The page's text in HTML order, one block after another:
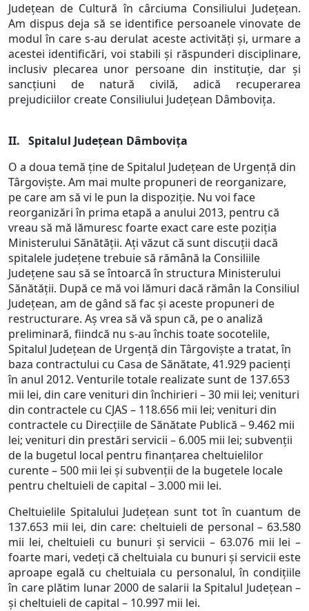
Județean de Cultură în cârciuma Consiliului Județean.
Am dispus deja să se identifice persoanele vinovate de
modul în care s-au derulat aceste activități și, urmare a
acestei identificări, voi stabili și răspunderi disciplinare,
inclusiv plecarea unor persoane din instituție, dar și
sancțiuni de natură civilă, adică recuperarea
prejudiciilor create Consiliului Județean Dâmbovița.
II. Spitalul Județean Dâmbovița
O a doua temă ține de Spitalul Județean de Urgență din
Târgoviște. Am mai multe propuneri de reorganizare,
pe care am să vi le pun la dispoziție. Nu voi face
reorganizări în prima etapă a anului 2013, pentru că
vreau să mă lămuresc foarte exact care este poziția
Ministerului Sănătății. Ați văzut că sunt discuții dacă
spitalele județene trebuie să rămână la Consiliile
Județene sau să se întoarcă în structura Ministerului
Sănătății. După ce mă voi lămuri dacă rămân la Consiliul
Județean, am de gând să fac și aceste propuneri de
restructurare. Aș vrea să vă spun că, pe o analiză
preliminară, fiindcă nu s-au închis toate socotelile,
Spitalul Județean de Urgență din Târgoviște a tratat, în
baza contractului cu Casa de Sănătate, 41.929 pacienți
în anul 2012. Venturile totale realizate sunt de 137.653
mii lei, din care venituri din închirieri – 30 mii lei; venituri
din contractele cu CJAS – 118.656 mii lei; venituri din
contractele cu Direcțiile de Sănătate Publică – 9.462 mii
lei; venituri din prestări servicii – 6.005 mii lei; subvenții
de la bugetul local pentru finanțarea cheltuielilor
curente – 500 mii lei și subvenții de la bugetele locale
pentru cheltuieli de capital – 3.000 mii lei.
Cheltuielile Spitalului Județean sunt tot în cuantum de
137.653 mii lei, din care: cheltuieli de personal – 63.580
mii lei, cheltuieli cu bunuri și servicii – 63.076 mii lei –
foarte mari, vedeți că cheltuiala cu bunuri și servicii este
aproape egală cu cheltuiala cu personalul, în condițiile
în care plătim lunar 2000 de salarii la Spitalul Județean –
și cheltuieli de capital – 10.997 mii lei.